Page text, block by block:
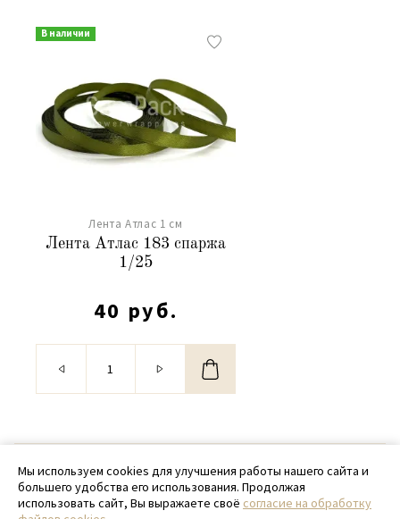
В наличии
Лента Атлас 1 см
Лента Атлас 183 спаржа
1/25
40 руб.
© 2020 - 2026 SamPack
+ 7 (918) 699-97-87
Мы используем cookies для улучшения работы нашего сайта и
большего удобства его использования. Продолжая
использовать сайт, Вы выражаете своё согласие на обработку